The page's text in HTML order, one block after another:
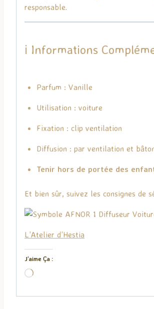
responsable.
ℹ️ Informations
Parfum : Vanille
Utilisation : voiture
Fixation : clip ventilation
Diffusion : par ventilation et
Tenir hors de portée des
Et bien sûr, suivez les consignes de
L’Atelier d’Hestia
J’aime Ça :
C
a